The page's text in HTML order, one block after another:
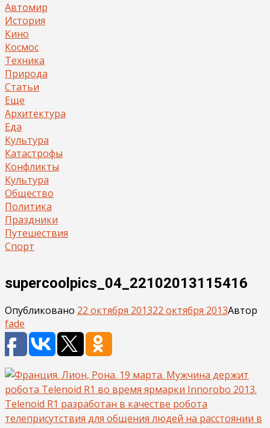
Автомир
История
Кино
Космос
Техника
Природа
Статьи
Еще
Архитектура
Еда
Культура
Катастрофы
Конфликты
Культура
Общество
Политика
Праздники
Путешествия
Спорт
supercoolpics_04_22102013115416
Опубликовано 22 октября 201322 октября 2013Автор
fade